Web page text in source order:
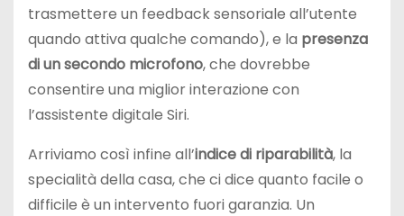
trasmettere un feedback sensoriale all’utente
quando attiva qualche comando), e la presenza
di un secondo microfono, che dovrebbe
consentire una miglior interazione con
l’assistente digitale Siri.
Arriviamo così infine all’indice di riparabilità, la
specialità della casa, che ci dice quanto facile o
difficile è un intervento fuori garanzia. Un